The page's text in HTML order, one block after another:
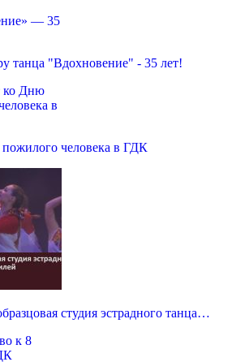
танца "Вдохновение" - 35 лет!
человека в ГДК
студия эстрадного танца…